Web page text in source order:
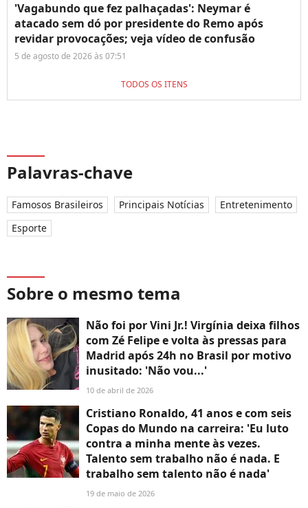
'Vagabundo que fez palhaçadas': Neymar é
atacado sem dó por presidente do Remo após
revidar provocações; veja vídeo de confusão
5 de agosto de 2026 às 07:51
TODOS OS ITENS
Palavras-chave
Famosos Brasileiros Principais Notícias
Entretenimento
Esporte
Sobre o mesmo tema
Não foi por Vini Jr.! Virgínia deixa filhos
com Zé Felipe e volta às pressas para
Madrid após 24h no Brasil por motivo
inusitado: 'Não vou...'
10 de abril de 2026
Cristiano Ronaldo, 41 anos e com seis
Copas do Mundo na carreira: 'Eu luto
contra a minha mente às vezes.
Talento sem trabalho não é nada. E
trabalho sem talento não é nada'
19 de maio de 2026